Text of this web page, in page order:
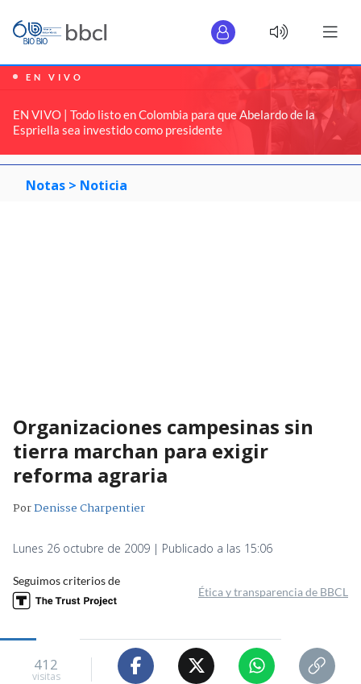
EN VIVO
EN VIVO | Todo listo en Colombia para que Abelardo de la
Espriella sea investido como presidente
Notas > Noticia
Organizaciones campesinas sin
tierra marchan para exigir
reforma agraria
PorDenisse Charpentier
Lunes 26 octubre de 2009 | Publicado a las 15:06
Seguimos criterios de
Ética y transparencia de BBCL
412
visitas